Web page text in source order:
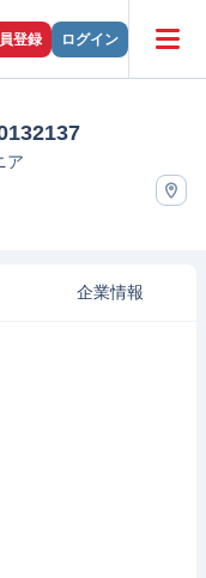
登録 ログイン
ア
企業情報